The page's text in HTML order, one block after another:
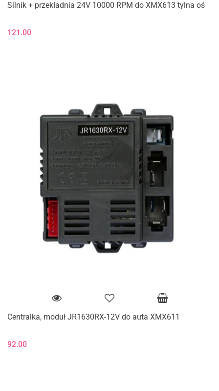
Silnik + przekładnia 24V 10000 RPM do XMX613 tylna oś
121.00
Centralka, moduł JR1630RX-12V do auta XMX611
92.00